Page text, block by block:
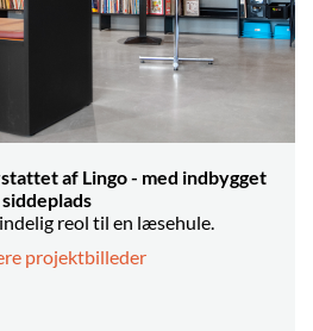
af Lingo - med indbygget
siddeplads
reol til en læsehule.
projektbilleder